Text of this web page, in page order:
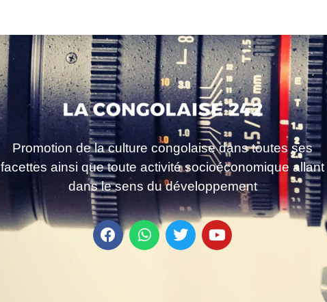
Promotion de la culture congolaise dans toutes ses
facettes ainsi que toute activité socioéconomique allant
dans le sens du développement